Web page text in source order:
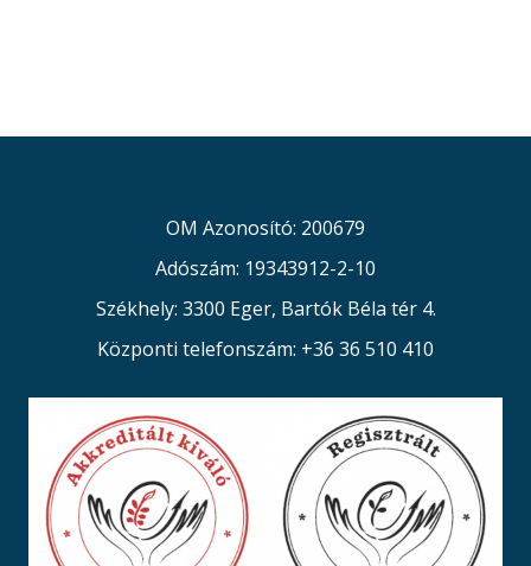
OM Azonosító: 200679
Adószám: 19343912-2-10
Székhely: 3300 Eger, Bartók Béla tér 4.
Központi telefonszám: +36 36 510 410